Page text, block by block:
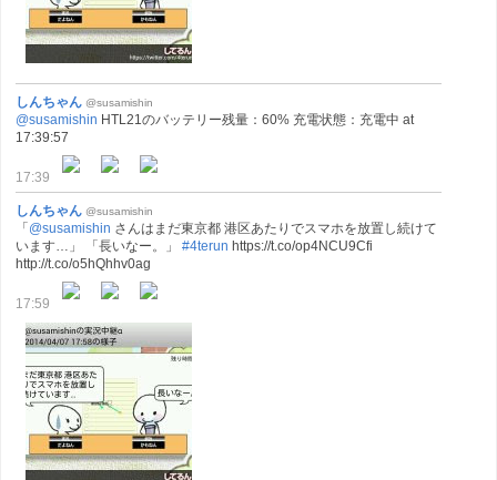
しんちゃん @susamishin
@susamishin HTL21のバッテリー残量：60% 充電状態：充電中 at
17:39:57
17:39
しんちゃん @susamishin
「@susamishin さんはまだ東京都 港区あたりでスマホを放置し続けて
います…」 「長いなー。」 #4terun https://t.co/op4NCU9Cfi
http://t.co/o5hQhhv0ag
17:59